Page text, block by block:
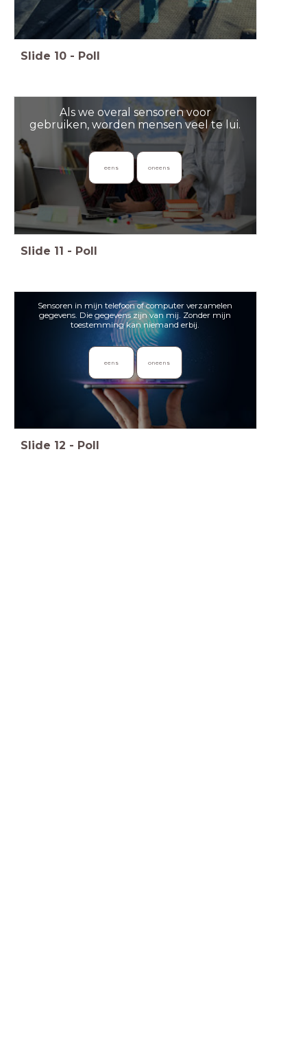
Slide 10 - Poll
Als we overal sensoren voor
gebruiken, worden mensen veel te lui.
eens oneens
Slide 11 - Poll
Sensoren in mijn telefoon of computer verzamelen
gegevens. Die gegevens zijn van mij. Zonder mijn
toestemming kan niemand erbij.
eens oneens
Slide 12 - Poll